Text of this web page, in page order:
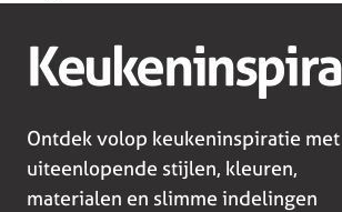
Ontdek volop keukeninspiratie met
uiteenlopende stijlen, kleuren,
materialen en slimme indelingen